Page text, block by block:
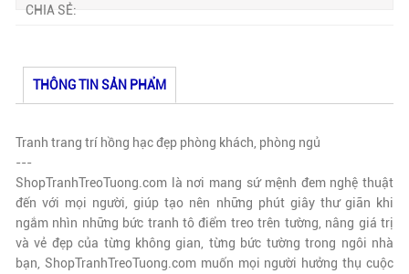
CHIA SẺ:
THÔNG TIN SẢN PHẨM
Tranh trang trí hồng hạc đẹp phòng khách, phòng ngủ
---
ShopTranhTreoTuong.com là nơi mang sứ mệnh đem nghệ thuật
đến với mọi người, giúp tạo nên những phút giây thư giãn khi
ngắm nhìn những bức tranh tô điểm treo trên tường, nâng giá trị
và vẻ đẹp của từng không gian, từng bức tường trong ngôi nhà
bạn, ShopTranhTreoTuong.commuốn mọi người hưởng thụ cuộc